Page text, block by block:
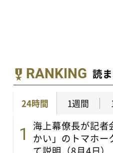
RANKING 読
24時間 1週間
海上幕僚長が記
かい」のトマホー
て説明（8月4日）